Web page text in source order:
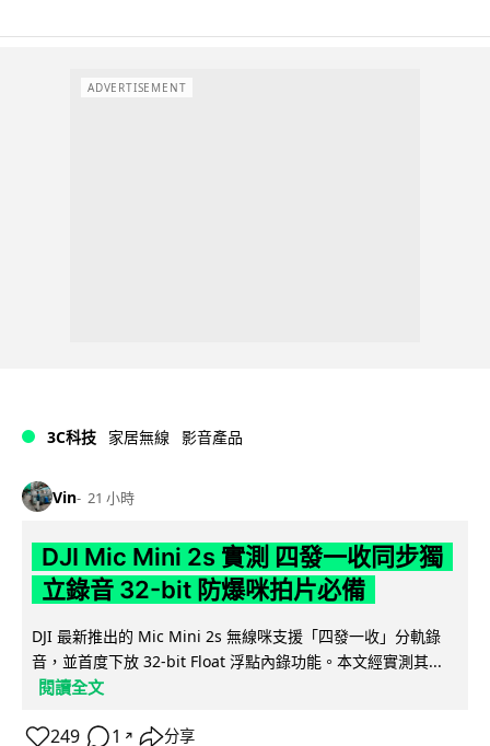
ADVERTISEMENT
3C科技 家居無線 影音產品
Vin 21 小時
DJI Mic Mini 2s 實測 四發一收同步獨
立錄音 32-bit 防爆咪拍片必備
DJI 最新推出的 Mic Mini 2s 無線咪支援「四發一收」分軌錄
音，並首度下放 32-bit Float 浮點內錄功能。本文經實測其...
閱讀全文
249 1 ↗ 分享